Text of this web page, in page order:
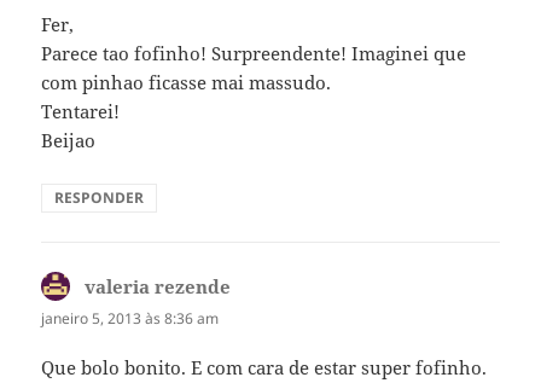
Fer,
Parece tao fofinho! Surpreendente! Imaginei que
com pinhao ficasse mai massudo.
Tentarei!
Beijao
RESPONDER
valeria rezende
janeiro 5, 2013 às 8:36 am
Que bolo bonito. E com cara de estar super fofinho.